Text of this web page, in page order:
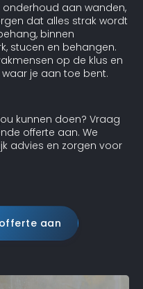
aan wanden,
dat alles strak wordt
binnen
stucen en behangen.
op de klus en
je aan toe bent.
kunnen doen? Vraag
offerte aan. We
advies en zorgen voor
aan